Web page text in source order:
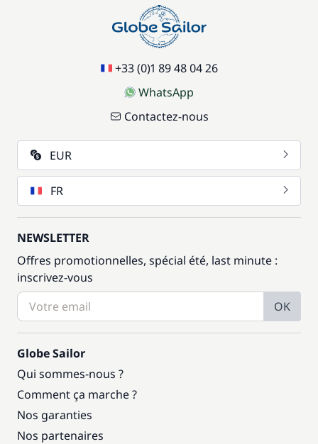
+33 (0)1 89 48 04 26
WhatsApp
Contactez-nous
EUR
FR
NEWSLETTER
Offres promotionnelles, spécial été, last minute :
inscrivez-vous
OK
Globe Sailor
Qui sommes-nous ?
Comment ça marche ?
Nos garanties
Nos partenaires